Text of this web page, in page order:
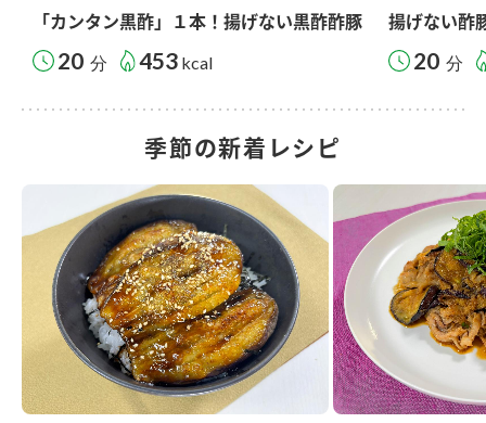
「カンタン黒酢」１本！揚げない黒酢酢豚
20 分 453 kcal
揚げない酢
20 分
季節の新着レシピ